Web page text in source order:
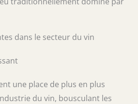
dans le secteur du vin
une place de plus en plus
du vin, bousculant les